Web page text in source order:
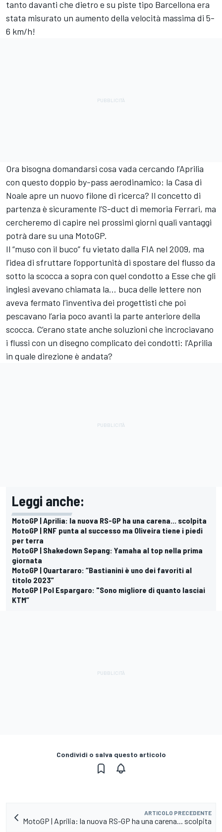
tanto davanti che dietro e su piste tipo Barcellona era
stata misurato un aumento della velocità massima di 5-
6 km/h!
Ora bisogna domandarsi cosa vada cercando l’Aprilia
con questo doppio by-pass aerodinamico: la Casa di
Noale apre un nuovo filone di ricerca? Il concetto di
partenza è sicuramente l’S-duct di memoria Ferrari, ma
cercheremo di capire nei prossimi giorni quali vantaggi
potrà dare su una MotoGP.
Il “muso con il buco” fu vietato dalla FIA nel 2009, ma
l’idea di sfruttare l’opportunità di spostare del flusso da
sotto la scocca a sopra con quel condotto a Esse che gli
inglesi avevano chiamata la… buca delle lettere non
aveva fermato l’inventiva dei progettisti che poi
pescavano l’aria poco avanti la parte anteriore della
scocca. C’erano state anche soluzioni che incrociavano
i flussi con un disegno complicato dei condotti: l’Aprilia
in quale direzione è andata?
Leggi anche:
MotoGP | Aprilia: la nuova RS-GP ha una carena... scolpita
MotoGP | RNF punta al successo ma Oliveira tiene i piedi
per terra
MotoGP | Shakedown Sepang: Yamaha al top nella prima
giornata
MotoGP | Quartararo: “Bastianini è uno dei favoriti al
titolo 2023”
MotoGP | Pol Espargaro: "Sono migliore di quanto lasciai
KTM”
Condividi o salva questo articolo
ARTICOLO PRECEDENTE
MotoGP | Aprilia: la nuova RS-GP ha una carena... scolpita